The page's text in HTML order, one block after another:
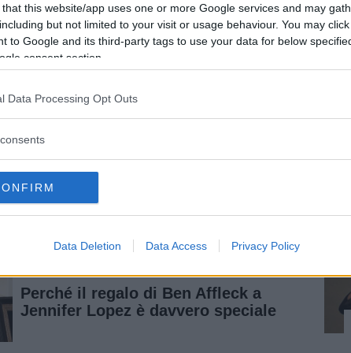
that this website/app uses one or more Google services and may
but not limited to your visit or usage behaviour. You may
to Google and its third-party tags to use your data for below
consent section.
Data Processing Opt Outs
Data Deletion Data Access Privacy Policy
in vista.
un buon padre
più importante è essere un brav’uomo. E una
sai, un buon marito. Auspicabilmente
chiesto di essere più specifico, l’attore non
“un po’ di moderazione”.Ben Affleck,
non è saggio, secondo lui, condividere
con il mondo intero.
Perché il regalo di Ben Affleck a
Jennifer Lopez è davvero speciale